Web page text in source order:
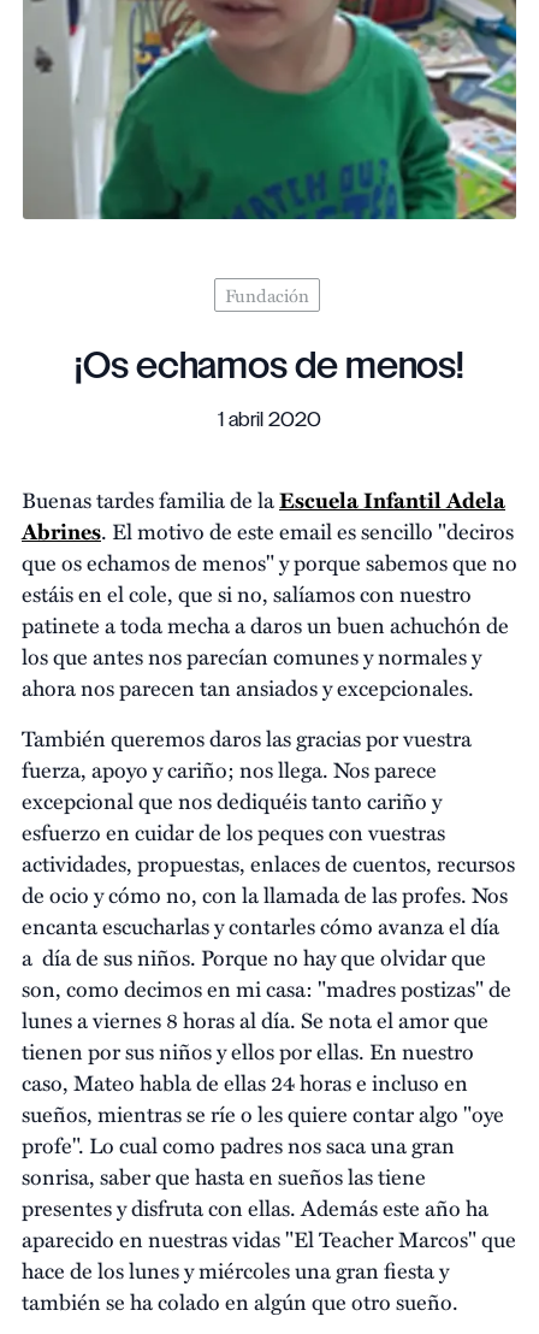
Fundación
¡Os echamos de menos!
1 abril 2020
Buenas tardes familia de laEscuela Infantil Adela
Abrines. El motivo de este email es sencillo "deciros
que os echamos de menos" y porque sabemos que no
estáis en el cole, que si no, salíamos con nuestro
patinete a toda mecha a daros un buen achuchón de
los que antes nos parecían comunes y normales y
ahora nos parecen tan ansiados y excepcionales.
También queremos daros las gracias por vuestra
fuerza, apoyo y cariño; nos llega. Nos parece
excepcional que nos dediquéis tanto cariño y
esfuerzo en cuidar de los peques con vuestras
actividades, propuestas, enlaces de cuentos, recursos
de ocio y cómo no, con la llamada de las profes. Nos
encanta escucharlas y contarles cómo avanza el día
a día de sus niños. Porque no hay que olvidar que
son, como decimos en mi casa: "madres postizas" de
lunes a viernes 8 horas al día. Se nota el amor que
tienen por sus niños y ellos por ellas. En nuestro
caso, Mateo habla de ellas 24 horas e incluso en
sueños, mientras se ríe o les quiere contar algo "oye
profe". Lo cual como padres nos saca una gran
sonrisa, saber que hasta en sueños las tiene
presentes y disfruta con ellas. Además este año ha
aparecido en nuestras vidas "El Teacher Marcos" que
hace de los lunes y miércoles una gran fiesta y
también se ha colado en algún que otro sueño.